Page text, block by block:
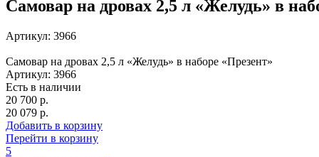
Самовар на дровах 2,5 л «Желудь» в
Артикул: 3966
Самовар на дровах 2,5 л «Желудь» в наборе «Презент»
Артикул: 3966
Есть в наличии
20 700 р.
20 079 р.
Добавить в корзину
Перейти в корзину
5